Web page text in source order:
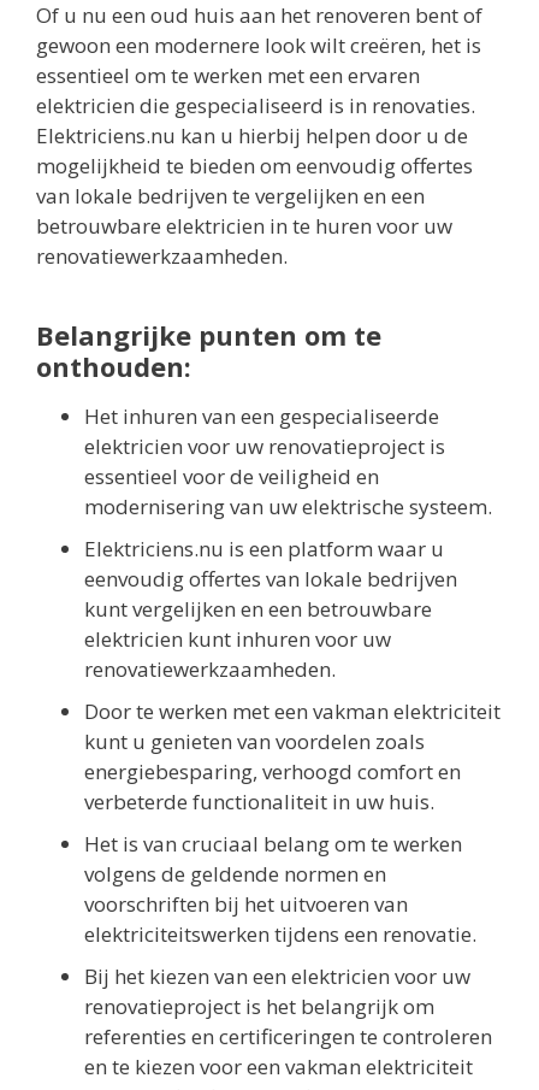
Of u nu een oud huis aan het renoveren bent of
gewoon een modernere look wilt creëren, het is
essentieel om te werken met een ervaren
elektricien die gespecialiseerd is in renovaties.
Elektriciens.nu kan u hierbij helpen door u de
mogelijkheid te bieden om eenvoudig offertes
van lokale bedrijven te vergelijken en een
betrouwbare elektricien in te huren voor uw
renovatiewerkzaamheden.
Belangrijke punten om te
onthouden:
Het inhuren van een gespecialiseerde
elektricien voor uw renovatieproject is
essentieel voor de veiligheid en
modernisering van uw elektrische systeem.
Elektriciens.nu is een platform waar u
eenvoudig offertes van lokale bedrijven
kunt vergelijken en een betrouwbare
elektricien kunt inhuren voor uw
renovatiewerkzaamheden.
Door te werken met een vakman elektriciteit
kunt u genieten van voordelen zoals
energiebesparing, verhoogd comfort en
verbeterde functionaliteit in uw huis.
Het is van cruciaal belang om te werken
volgens de geldende normen en
voorschriften bij het uitvoeren van
elektriciteitswerken tijdens een renovatie.
Bij het kiezen van een elektricien voor uw
renovatieproject is het belangrijk om
referenties en certificeringen te controleren
en te kiezen voor een vakman elektriciteit